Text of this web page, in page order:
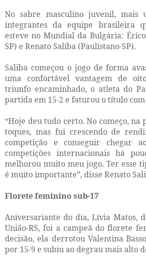
No sabre masculino juvenil, mais
integrantes da equipe brasileira
esteve no Mundial da Bulgária:
SP) e Renato Saliba (Paulistano-SP).
Saliba começou o jogo de forma
uma confortável vantagem de
triunfo encaminhado, o atleta do
partida em 15-2 e faturou o título
“Hoje deu tudo certo. No começo, na
toques, mas fui crescendo de
competição e conseguir chegar
competições internacionais há
melhorou muito meu jogo. Ter esse
é muito importante”, disse Renato
Florete feminino sub-17
Aniversariante do dia, Lívia Matos,
União-RS, foi a campeã do florete
decisão, ela derrotou Valentina
por 15-9 e subiu ao degrau mais alto